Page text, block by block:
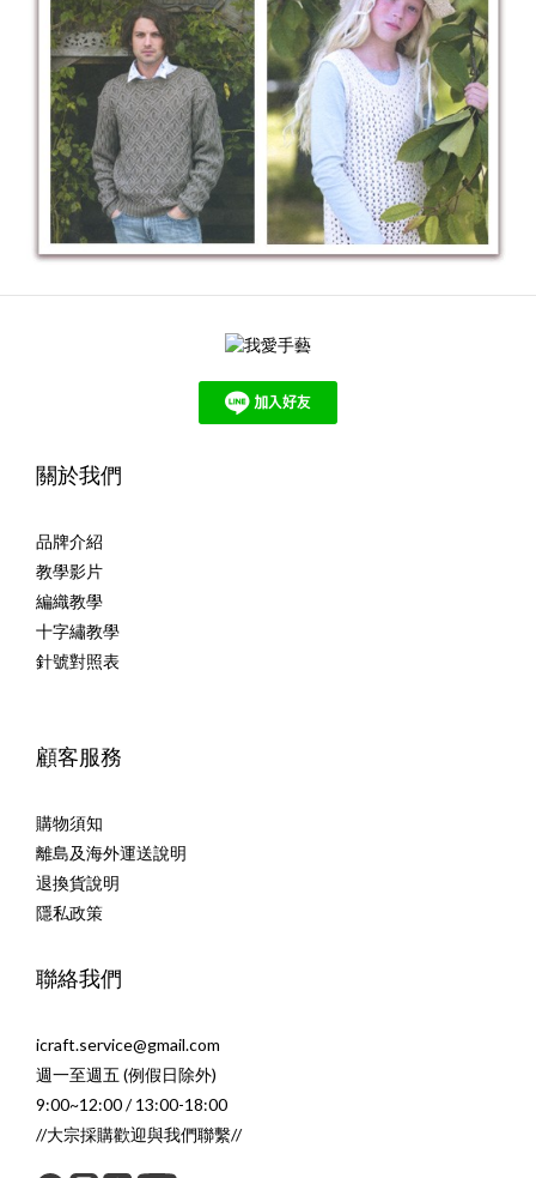
關於我們
品牌介紹
教學影片
編織教學
十字繡教學
針號對照表
顧客服務
購物須知
離島及海外運送說明
退換貨說明
隱私政策
聯絡我們
icraft.service@gmail.com
週一至週五 (例假日除外)
9:00~12:00 / 13:00-18:00
//大宗採購歡迎與我們聯繫//